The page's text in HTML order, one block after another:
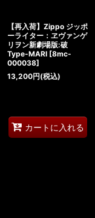
【再入荷】Zippo ジッポ
ーライター：ヱヴァンゲ
リヲン新劇場版:破
Type-MARI [8mc-
000038]
13,200円(税込)
カートに入れる